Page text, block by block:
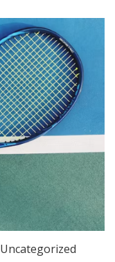
Uncategorized